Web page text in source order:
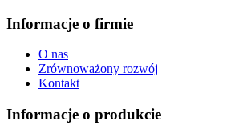
Informacje o firmie
O nas
Zrównoważony rozwój
Kontakt
Informacje o produkcie